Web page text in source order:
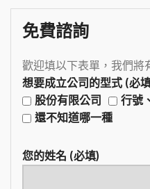
免費諮詢
歡迎填以下表單，我們將
想要成立公司的型式 (必
股份有限公司
行號
還不知道哪一種
您的姓名 (必填)